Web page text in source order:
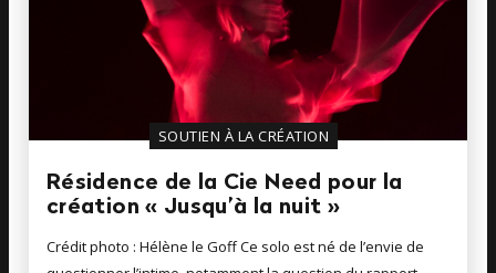
SOUTIEN À LA CRÉATION
Résidence de la Cie Need pour la
création « Jusqu’à la nuit »
Crédit photo : Hélène le Goff Ce solo est né de l’envie de